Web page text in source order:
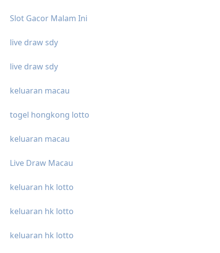
Slot Gacor Malam Ini
live draw sdy
live draw sdy
keluaran macau
togel hongkong lotto
keluaran macau
Live Draw Macau
keluaran hk lotto
keluaran hk lotto
keluaran hk lotto